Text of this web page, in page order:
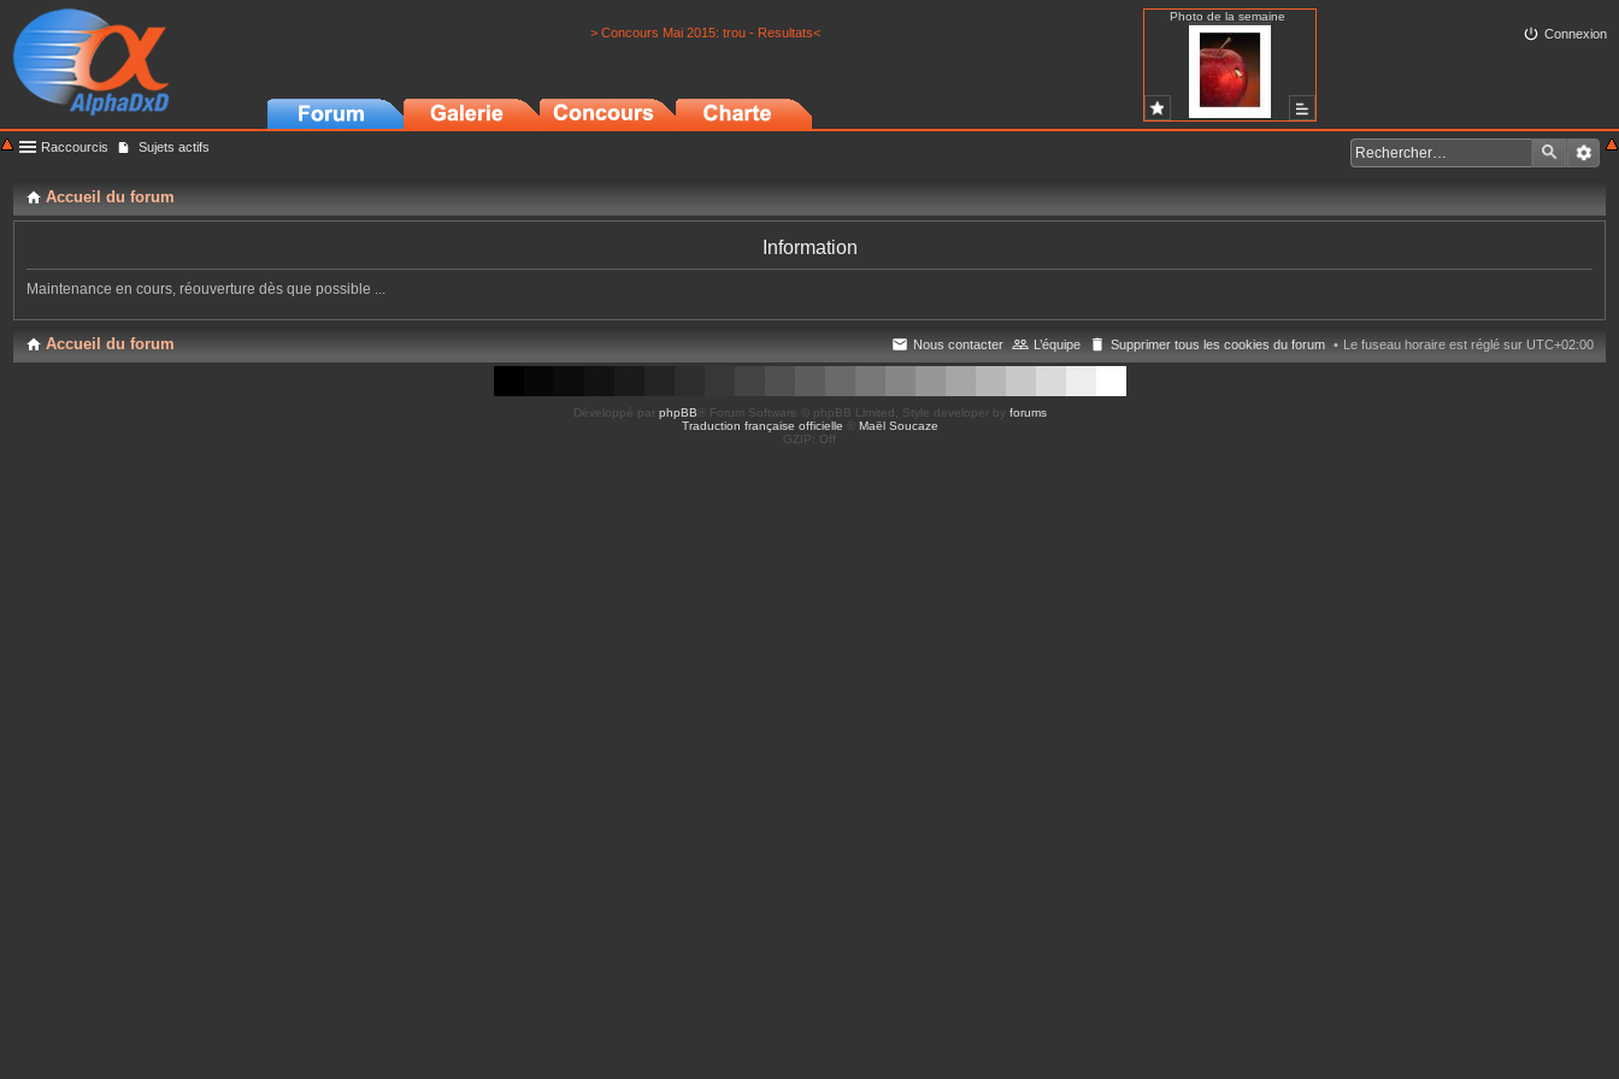
> Concours Mai 2015: trou - Resultats<
Photo de la semaine
Connexion
Raccourcis Sujets actifs
Accueil du forum
Information
Maintenance en cours, réouverture dès que possible ...
Accueil du forum Le fuseau horaire est réglé sur UTC+02:00
Supprimer tous les cookies du forum
L’équipe
Nous contacter
Développé par phpBB ® Forum Software © phpBB Limited , Style developer by forums
Traduction française officielle
Maël Soucaze
GZIP: Off